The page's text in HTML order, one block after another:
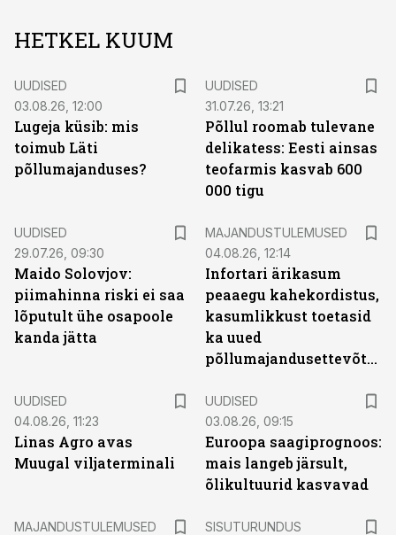
HETKEL KUUM
UUDISED
03.08.26, 12:00
Lugeja küsib: mis
toimub Läti
põllumajanduses?
UUDISED
31.07.26, 13:21
Põllul roomab tulevane
delikatess: Eesti ainsas
teofarmis kasvab 600
000 tigu
UUDISED
29.07.26, 09:30
Maido Solovjov:
piimahinna riski ei saa
lõputult ühe osapoole
kanda jätta
MAJANDUSTULEMUSED
04.08.26, 12:14
Infortari ärikasum
peaaegu kahekordistus,
kasumlikkust toetasid
ka uued
põllumajandusettevõtted
UUDISED
04.08.26, 11:23
Linas Agro avas
Muugal viljaterminali
UUDISED
03.08.26, 09:15
Euroopa saagiprognoos:
mais langeb järsult,
õlikultuurid kasvavad
MAJANDUSTULEMUSED SISUTURUNDUS